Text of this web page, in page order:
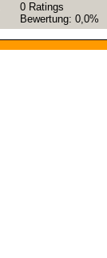
0 Ratings
Bewertung: 0,0%